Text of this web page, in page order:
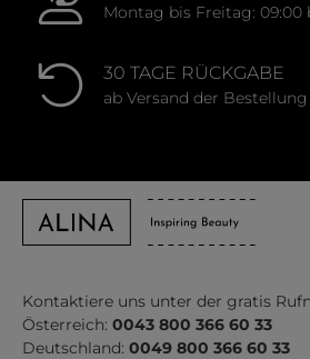
Montag bis Freitag: 09:00
30 TAGE RÜCKGABE
ab Versand der Bestellung
Kontaktiere uns unter der gratis
Österreich: 0043 800 366 60 33
Deutschland: 0049 800 366 60 33